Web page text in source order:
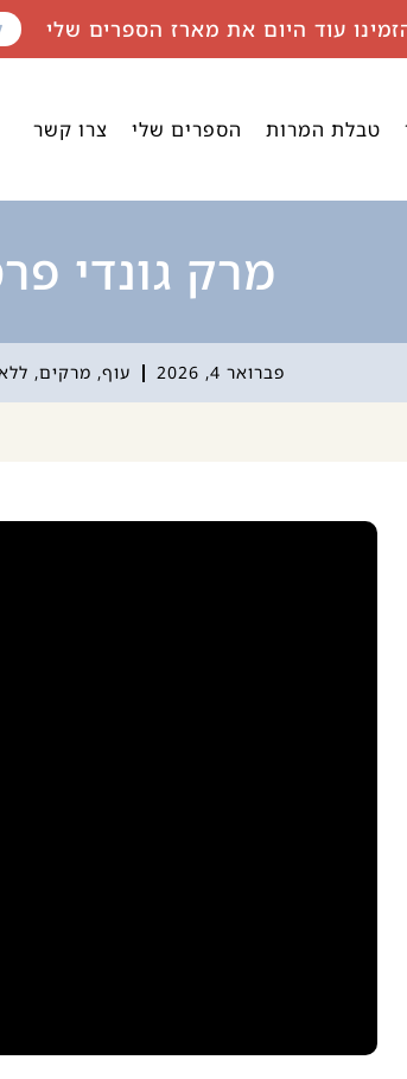
עוד היום את מארז הספרים שלי
טבלת המרות הספרים שלי צרו קשר
מרק גונדי
פברואר 4, 2026 עוף, מרקים,